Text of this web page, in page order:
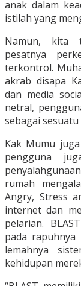
anak dalam
istilah yang
Namun, kita
pesatnya
terkontrol.
akrab disapa
dan media
netral,
sebagai
Kak Mumu
pengguna
rumah
Angry, Stress
internet dan
pelarian.
pada
lemahnya
kehidupan